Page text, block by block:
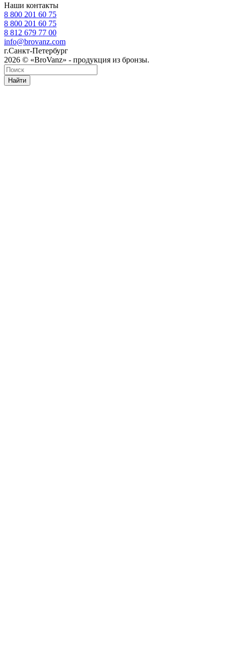
Наши контакты
8 800 201 60 75
8 800 201 60 75
8 812 679 77 00
info@brovanz.com
г.Санкт-Петербург
2026 © «BroVanz» - продукция из бронзы.
Найти